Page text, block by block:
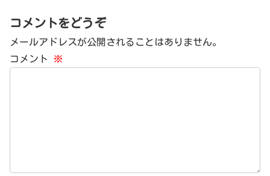
コメントをどうぞ
メールアドレスが公開されることはありません。
コメント
※